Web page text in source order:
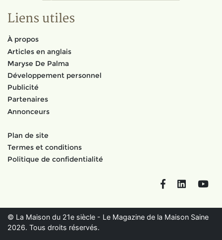
Liens utiles
À propos
Articles en anglais
Maryse De Palma
Développement personnel
Publicité
Partenaires
Annonceurs
Plan de site
Termes et conditions
Politique de confidentialité
FacebookLinkedIn
© La Maison du 21e siècle - Le Magazine de la Maison Saine
2026. Tous droits réservés.